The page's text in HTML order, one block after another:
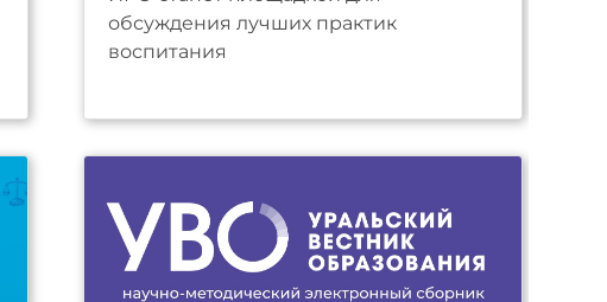
обсуждения лучших практик
воспитания